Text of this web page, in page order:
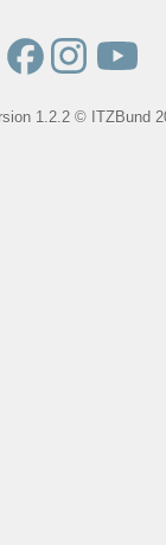
1.2.2 © ITZBund